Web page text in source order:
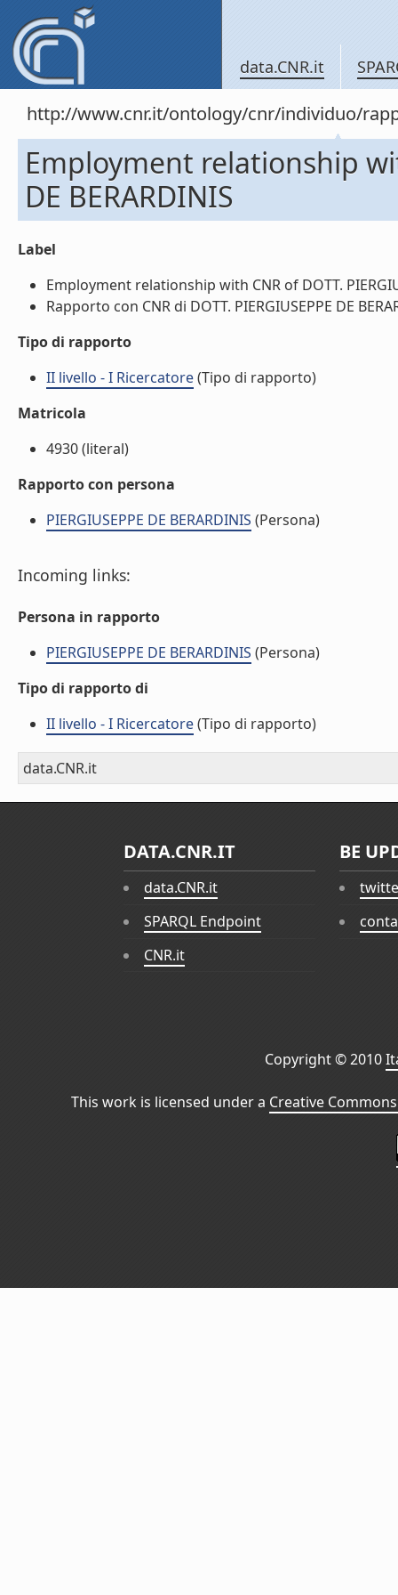
data.CNR.it
http://www.cnr.it/ontology/cnr/individuo/
Employment relationship
DE BERARDINIS
Label
Employment relationship with CNR of DOTT.
Rapporto con CNR di DOTT. PIERGIUSEPPE DE
Tipo di rapporto
II livello - I Ricercatore(Tipo di rapporto)
Matricola
4930 (literal)
Rapporto con persona
PIERGIUSEPPE DE BERARDINIS (Persona)
Incoming links:
Persona in rapporto
PIERGIUSEPPE DE BERARDINIS (Persona)
Tipo di rapporto di
II livello - I Ricercatore(Tipo di rapporto)
data.CNR.it
DATA.CNR.IT
data.CNR.it
SPARQL Endpoint
CNR.it
BE
Copyright © 2010
This work is licensed under a Creative